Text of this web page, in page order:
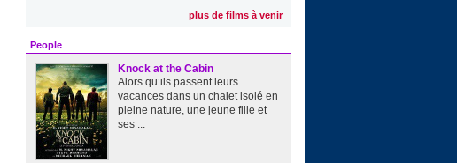
plus de films à venir
People
Knock at the Cabin
Alors qu’ils passent leurs
vacances dans un chalet isolé en
pleine nature, une jeune fille et
ses ...